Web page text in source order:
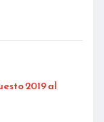
2019 al